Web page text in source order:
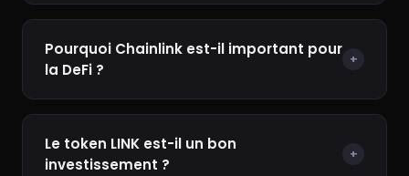
Pourquoi Chainlink est-il important pour
la DeFi ?
+
Le token LINK est-il un bon
investissement ?
+